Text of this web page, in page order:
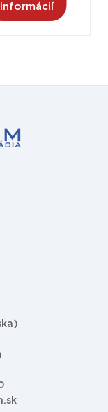
informácií